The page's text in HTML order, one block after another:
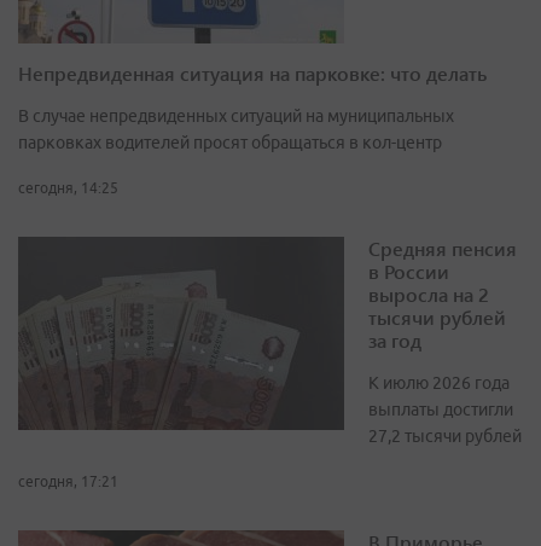
Непредвиденная ситуация на парковке: что делать
В случае непредвиденных ситуаций на муниципальных
парковках водителей просят обращаться в кол-центр
сегодня, 14:25
Средняя пенсия
в России
выросла на 2
тысячи рублей
за год
К июлю 2026 года
выплаты достигли
27,2 тысячи рублей
сегодня, 17:21